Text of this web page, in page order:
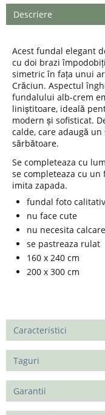
Descriere
Acest fundal elegant
cu doi brazi
simetric în fața unui
Crăciun. Aspectul
fundalului alb-crem
liniștitoare, ideală
modern și sofisticat.
calde, care adaugă
sărbătoare.
Se completeaza cu
se completeaza cu
imita zapada.
fundal foto
nu face cute
nu necesita calcare
se pastreaza rulat
160 x 240 cm
200 x 300 cm
Caracteristici
Taguri
Garantii